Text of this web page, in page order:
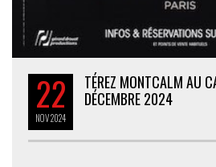
22
NOV2024
TÉREZ MONTCALM AU
DÉCEMBRE 2024